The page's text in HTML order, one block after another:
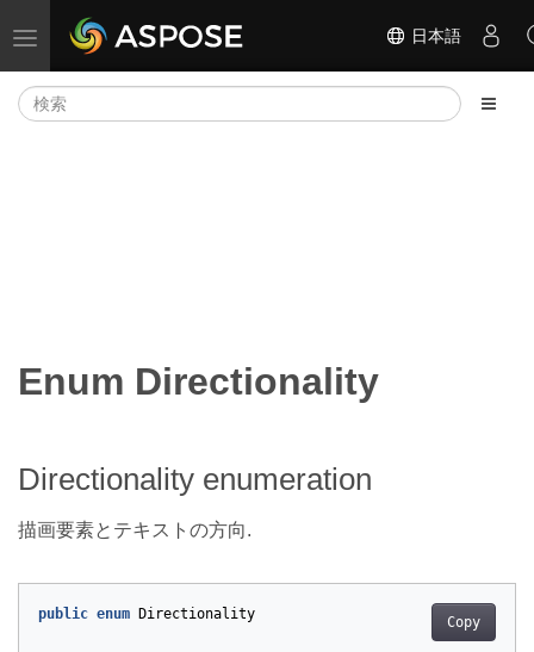
ナビゲーションの切り替え 日本語
Enum Directionality
Directionality enumeration
描画要素とテキストの方向.
Copy
public enum Directionality